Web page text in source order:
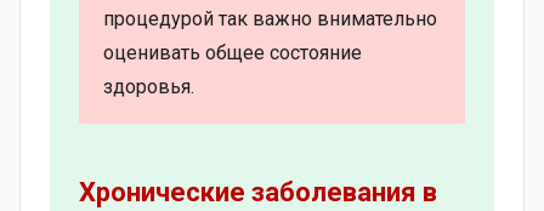
процедурой так важно внимательно
оценивать общее состояние
здоровья.
Хронические заболевания в